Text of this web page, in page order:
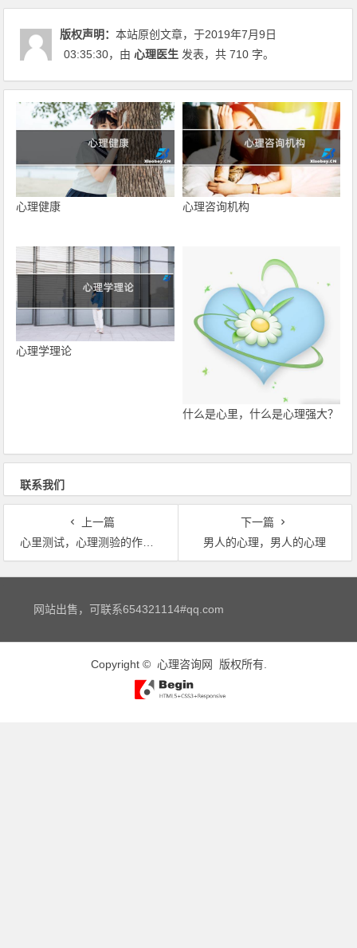
版权声明：本站原创文章，于2019年7月9日
03:35:30，由心理医生 发表，共 710 字。
心理健康 心理咨询机构
心理学理论
什么是心里，什么是心理强大？
联系我们
上一篇
心里测试，心理测验的作用与功能
下一篇
男人的心理，男人的心理
文章导航
网站出售，可联系654321114#qq.com
Copyright © 心理咨询网 版权所有.